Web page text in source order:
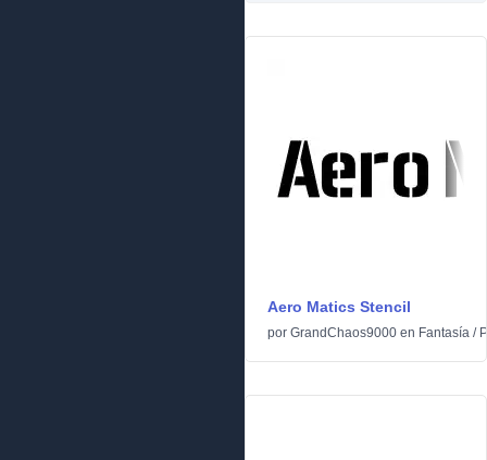
Aero Matics Stencil
por GrandChaos9000 en Fantasía /